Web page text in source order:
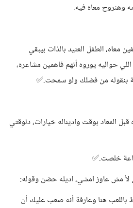
وهنروح معاه فيه.
معاه، الطفل العنيد بالذات بيبقي
حواليه يوروه أنهم فاهمين مشاعره،
بنقوله من فضلك ولو سمحت.✅
قبل المعاد بوقت واديناله خيارات، دلوقتي
خلصت.✅
مش عاوز امشي، اديله حضن وقوله:
باللعب هنا وعارفة أنه صعب عليك أن